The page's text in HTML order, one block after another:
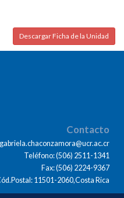
Descargar Ficha de la Unidad
Contacto
Teléfono: (506) 2511-1341
Fax: (506) 2224-9367
11501-2060,Costa Rica